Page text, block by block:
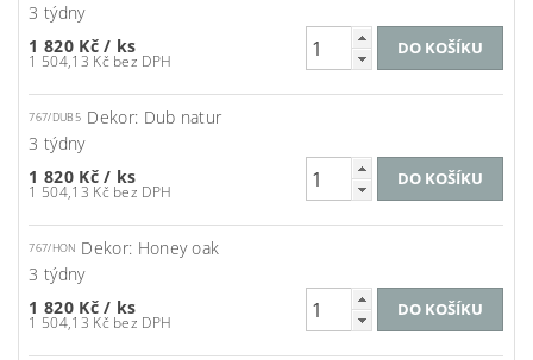
3 týdny
1 820 Kč/ ks
1 504,13 Kč bez DPH
767/DUB5 Dekor: Dub natur
3 týdny
1 820 Kč/ ks
1 504,13 Kč bez DPH
767/HON Dekor: Honey oak
3 týdny
1 820 Kč/ ks
1 504,13 Kč bez DPH